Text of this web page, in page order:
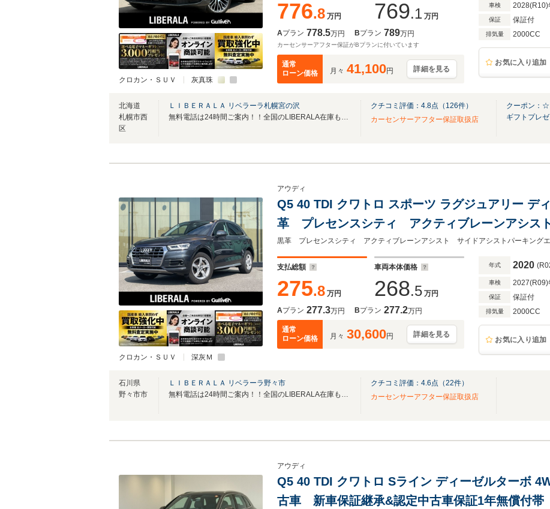
クロカン・ＳＵＶ 灰真珠
776.8 万円 769.1 万円
Aプラン 778.5万円 Bプラン 789万円
カーセンサーアフター保証がBプランに付いています
通常
ローン価格
月々 41,100円 詳細を見る
車検 2028(R10)
保証 保証付
排気量 2000CC
お気に入り追加
北海道
札幌市西
区
ＬＩＢＥＲＡＬＡ リベラーラ札幌宮の沢
無料電話は24時間ご案内！！全国のLIBERALA在庫も見たい方は一括照会が可能です！
クチコミ評価： 4.8点（ 126件）
カーセンサーアフター保証取扱店
クーポン：
ギフトプレ
クロカン・ＳＵＶ 深灰Ｍ
アウディ
Q5 40 TDI クワトロ スポーツ ラグジュアリー デ
革 プレセンスシティ アクティブレーンアシ
キングエイド バーチャルコックピット サラウ
ッドライト パワーバックドア パワーシート
支払総額
275.8 万円
車両本体価格
268.5 万円
Aプラン 277.3万円 Bプラン 277.2万円
通常
ローン価格
月々 30,600円 詳細を見る
年式 2020
車検 2027(R09)
保証 保証付
排気量 2000CC
お気に入り追加
石川県
野々市市
ＬＩＢＥＲＡＬＡ リベラーラ野々市
無料電話は24時間ご案内！！全国のLIBERALA在庫も見たい方は一括照会が可能です！
クチコミ評価： 4.6点（22件）
カーセンサーアフター保証取扱店
アウディ
Q5 40 TDI クワトロ Sライン ディーゼルターボ
古車 新車保証継承&認定中古車保証1年無償付